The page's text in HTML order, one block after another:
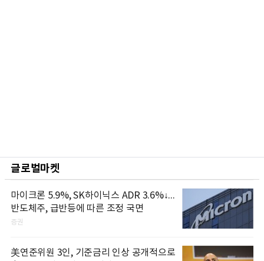
글로벌마켓
마이크론 5.9%, SK하이닉스 ADR 3.6%↓...
반도체주, 급반등에 따른 조정 국면
증권
美연준위원 3인, 기준금리 인상 공개적으로